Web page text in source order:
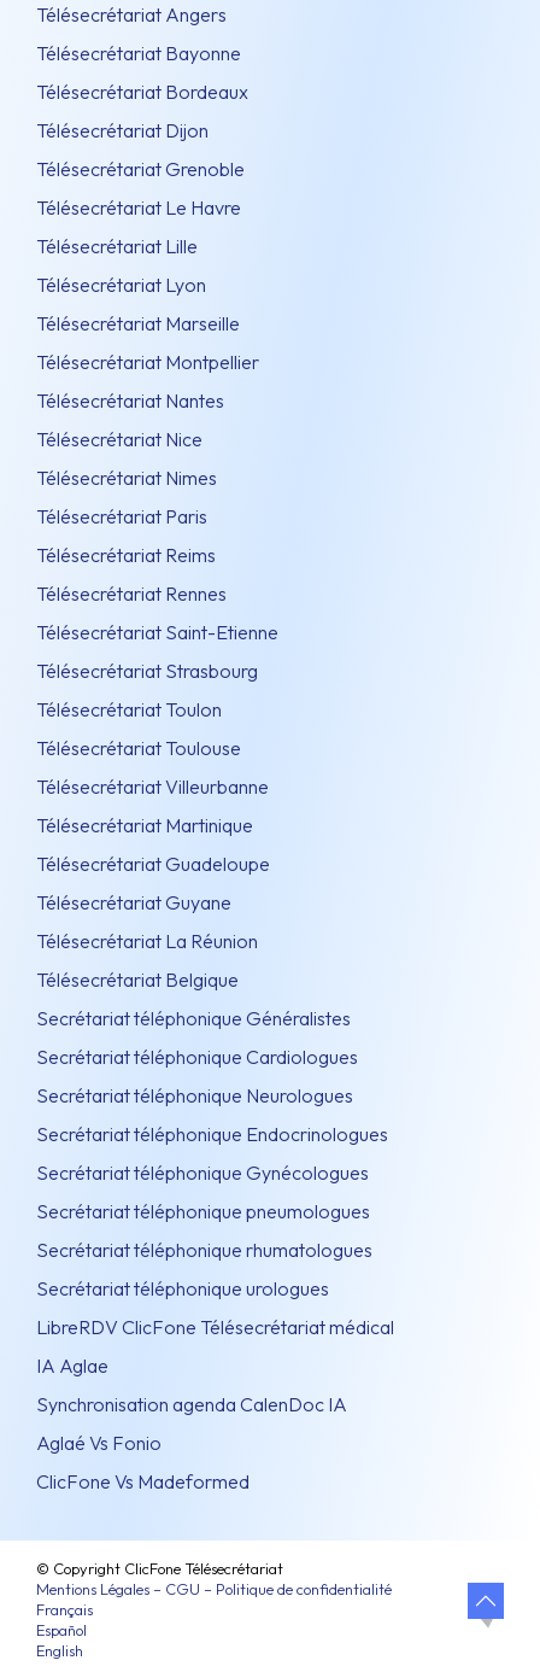
Télésecrétariat Angers
Télésecrétariat Bayonne
Télésecrétariat Bordeaux
Télésecrétariat Dijon
Télésecrétariat Grenoble
Télésecrétariat Le Havre
Télésecrétariat Lille
Télésecrétariat Lyon
Télésecrétariat Marseille
Télésecrétariat Montpellier
Télésecrétariat Nantes
Télésecrétariat Nice
Télésecrétariat Nimes
Télésecrétariat Paris
Télésecrétariat Reims
Télésecrétariat Rennes
Télésecrétariat Saint-Etienne
Télésecrétariat Strasbourg
Télésecrétariat Toulon
Télésecrétariat Toulouse
Télésecrétariat Villeurbanne
Télésecrétariat Martinique
Télésecrétariat Guadeloupe
Télésecrétariat Guyane
Télésecrétariat La Réunion
Télésecrétariat Belgique
Secrétariat téléphonique Généralistes
Secrétariat téléphonique Cardiologues
Secrétariat téléphonique Neurologues
Secrétariat téléphonique Endocrinologues
Secrétariat téléphonique Gynécologues
Secrétariat téléphonique pneumologues
Secrétariat téléphonique rhumatologues
Secrétariat téléphonique urologues
LibreRDV ClicFone Télésecrétariat médical
IA Aglae
Synchronisation agenda CalenDoc IA
Aglaé Vs Fonio
ClicFone Vs Madeformed
© Copyright ClicFone Télésecrétariat
Mentions Légales – CGU – Politique de confidentialité
Français
Español
English